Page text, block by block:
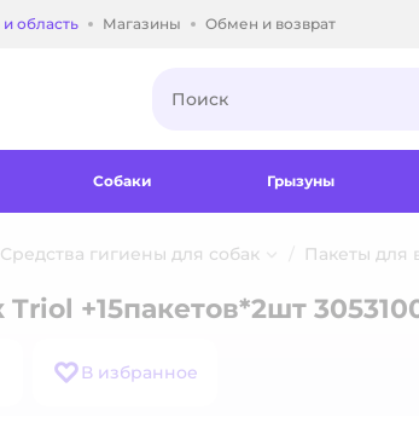
адреса доставки.
область Магазины Обмен и возврат
Собаки Грызуны
Средства гигиены для собак Пакеты для
+15пакетов*2шт
В избранное